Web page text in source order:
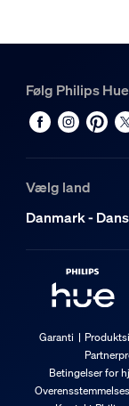
Følg Philips Hue
Vælg land
Danmark -
Garanti
Betingelser for